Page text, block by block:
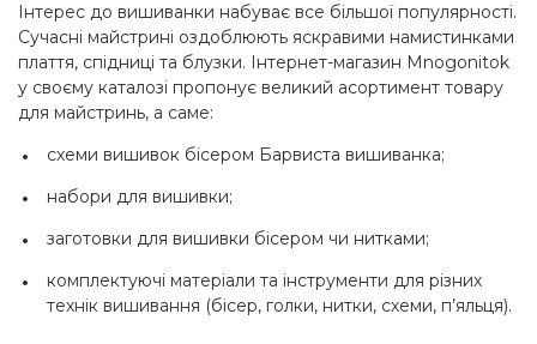
Інтерес до вишиванки набуває все більшої популярності.
Сучасні майстрині оздоблюють яскравими намистинками
плаття, спідниці та блузки. Інтернет-магазин Mnogonitok
у своєму каталозі пропонує великий асортимент товару
для майстринь, а саме:
схеми вишивок бісером Барвиста вишиванка;
набори для вишивки;
заготовки для вишивки бісером чи нитками;
комплектуючі матеріали та інструменти для різних
технік вишивання (бісер, голки, нитки, схеми, п’яльця).